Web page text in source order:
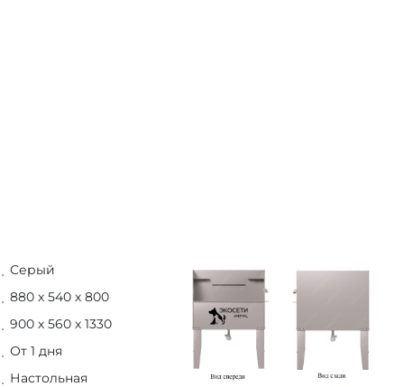
Серый
880 х 540 х 800
900 х 560 х 1330
От 1 дня
Настольная